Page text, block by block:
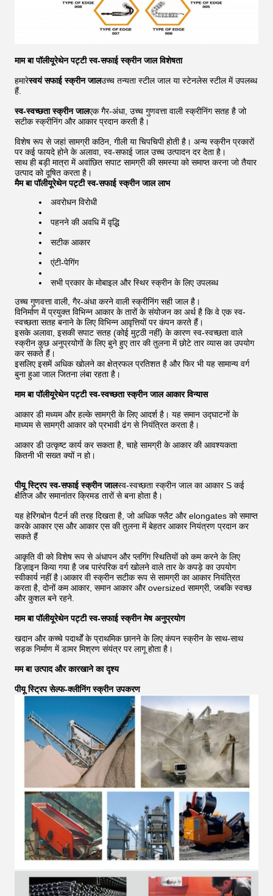
माम बा पॉलीयूरेथेन पट्टी स्व-सफाई स्क्रीन जाल विशेषता
हमारेस्वयं सफाई स्क्रीन जालउच्च तन्यता स्टील जाल या स्टेनलेस स्टील में उपलब्ध
हैं.
स्व-स्वच्छता स्क्रीन जालएक गैर-अंधा, उच्च गुणवत्ता वाली स्क्रीनिंग सतह है जो
सटीक स्क्रीनिंग और आकार प्रदान करती है।
विशेष रूप से जहां सामग्री कठिन, गीली या चिपचिपी होती है। अन्य स्क्रीन प्रकारों
पर कई फायदे होने के अलावा, स्व-सफाई जाल उच्च उत्पादन दर देता है।
साथ ही बड़ी मात्रा में अवांछित सपाट सामग्री की समस्या को समाप्त करना जो तैयार
उत्पाद को दूषित करता है।
मैम बा पॉलीयूरेथेन पट्टी स्व-सफाई स्क्रीन जाल लाभ
अवरोधन विरोधी
पहनने की अवधि में वृद्धि
सटीक आकार
एंटी-पेगिंग
सभी प्रकार के मोबाइल और स्थिर स्क्रीन के लिए उपलब्ध
उच्च गुणवत्ता वाली, गैर-अंधा करने वाली स्क्रीनिंग सही जाल है।
विनिर्माण में प्रयुक्त विभिन्न आकार के तारों के संयोजन का अर्थ है कि वे एक स्व-
स्वच्छता सतह बनाने के लिए विभिन्न आवृत्तियों पर कंपन करते हैं।
इसके अलावा, इसकी सपाट सतह (कोई मुट्ठी नहीं) के कारण स्व-स्वच्छता वाले
स्क्रीन कुछ अनुप्रयोगों के लिए बुने हुए तार की तुलना में छोटे तार व्यास का उपयोग
कर सकते हैं।
इसलिए इसमें अधिक खोलने का क्षेत्रफल प्रतिशत है और फिर भी यह सामान्य वर्ग
बुना हुआ जाल जितना लंबा रहता है।
माम बा पॉलीयूरेथेन पट्टी स्व-स्वच्छता स्क्रीन जाल आकार विन्यास
आकार डी मध्यम और हल्के सामग्री के लिए आदर्श है। यह समान उद्घाटनों के
माध्यम से सामग्री आकार को प्रभावी ढंग से नियंत्रित करता है।
आकार डी उत्कृष्ट कार्य कर सकता है, चाहे सामग्री के आकार की आवश्यकता
कितनी भी सख्त क्यों न हो।
पीयू स्ट्रिप स्व-सफाई स्क्रीन जालस्व-स्वच्छता स्क्रीन जाल का आकार S कई
क्षैतिज और समानांतर क्रिमड तारों से बना होता है।
यह हेरिंगबोन पैटर्न की तरह दिखता है, जो अधिक फ्लैट और elongates को समाप्त
करके आकार एस और आकार एस की तुलना में बेहतर आकार नियंत्रण प्रदान कर
सकते हैं
आकृति वी को विशेष रूप से अंधापन और प्लगिंग स्थितियों को कम करने के लिए
डिज़ाइन किया गया है जब पारंपरिक वर्ग खोलने वाले तार के कपड़े का उपयोग
स्वीकार्य नहीं है।आकार वी स्क्रीन सटीक रूप से सामग्री का आकार नियंत्रित
करता है, दोनों कम आकार, समान आकार और oversized सामग्री, जबकि स्वच्छ
और कुशल बने रहने.
माम बा पॉलीयूरेथेन पट्टी स्व-सफाई स्क्रीन मेष अनुप्रयोग
खदान और कच्चे पदार्थों के प्राथमिक छानने के लिए कंपन स्क्रीन के साथ-साथ
सड़क निर्माण में डामर मिश्रण संयंत्र पर लागू होता है।
मम बा उत्पाद और कारखाने का दृश्य
पीयू स्ट्रिप सेल्फ-क्लीनिंग स्क्रीन उपकरण